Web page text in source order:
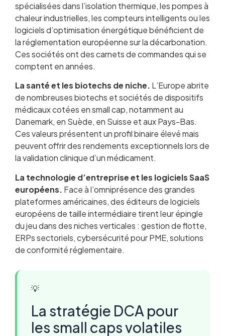
spécialisées dans l’isolation thermique, les pompes à
chaleur industrielles, les compteurs intelligents ou les
logiciels d’optimisation énergétique bénéficient de
la réglementation européenne sur la décarbonation.
Ces sociétés ont des carnets de commandes qui se
comptent en années.
La santé et les biotechs de niche. L’Europe abrite
de nombreuses biotechs et sociétés de dispositifs
médicaux cotées en small cap, notamment au
Danemark, en Suède, en Suisse et aux Pays-Bas.
Ces valeurs présentent un profil binaire élevé mais
peuvent offrir des rendements exceptionnels lors de
la validation clinique d’un médicament.
La technologie d’entreprise et les logiciels SaaS
européens. Face à l’omniprésence des grandes
plateformes américaines, des éditeurs de logiciels
européens de taille intermédiaire tirent leur épingle
du jeu dans des niches verticales : gestion de flotte,
ERPs sectoriels, cybersécurité pour PME, solutions
de conformité réglementaire.
💡
La stratégie DCA pour
les small caps volatiles